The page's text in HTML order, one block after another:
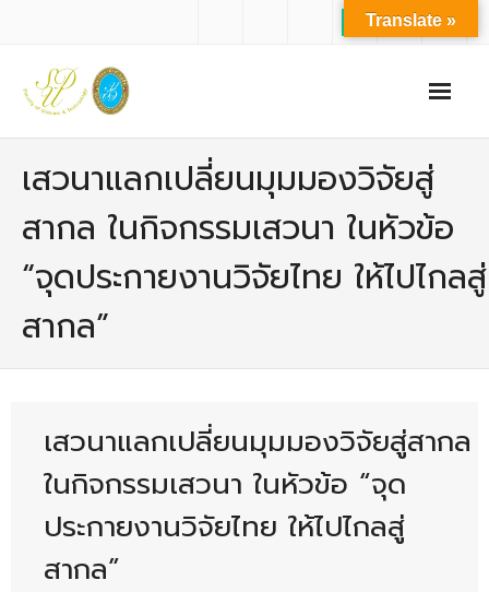
- ปรัชญาการจัดการศึกษา มหาวิทยาลัยสวนดุสิต
- ปรัชญา วิสัยทัศน์ พันธกิจ ของคณะ
- ประวัติความเป็นมาของคณะ
- - สำนักงานคณะวิทยาศาสตร์และเทคโนโลยี
เสวนาแลกเปลี่ยนมุมมองวิจัยสู่
สากล ในกิจกรรมเสวนา ในหัวข้อ
“จุดประกายงานวิจัยไทย ให้ไปไกลสู่
สากล”
เสวนาแลกเปลี่ยนมุมมองวิจัยสู่สากล
ในกิจกรรมเสวนา ในหัวข้อ “จุด
ประกายงานวิจัยไทย ให้ไปไกลสู่
สากล”
Translate »